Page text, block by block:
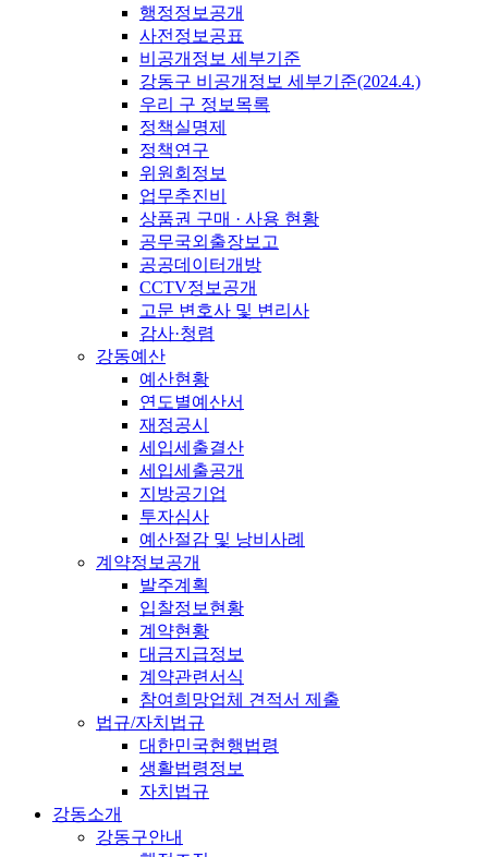
행정정보공개
사전정보공표
비공개정보 세부기준
강동구 비공개정보 세부기준(2024.4.)
우리 구 정보목록
정책실명제
정책연구
위원회정보
업무추진비
상품권 구매 · 사용 현황
공무국외출장보고
공공데이터개방
CCTV정보공개
고문 변호사 및 변리사
감사·청렴
강동예산
예산현황
연도별예산서
재정공시
세입세출결산
세입세출공개
지방공기업
투자심사
예산절감 및 낭비사례
계약정보공개
발주계획
입찰정보현황
계약현황
대금지급정보
계약관련서식
참여희망업체 견적서 제출
법규/자치법규
대한민국현행법령
생활법령정보
자치법규
강동소개
강동구안내